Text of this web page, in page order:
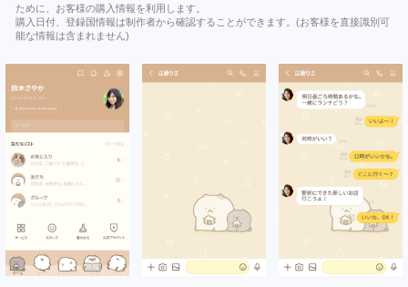
ために、お客様の購入情報を利用します。
購入日付、登録国情報は制作者から確認することができます。(お客様を直接識別可
能な情報は含まれません)